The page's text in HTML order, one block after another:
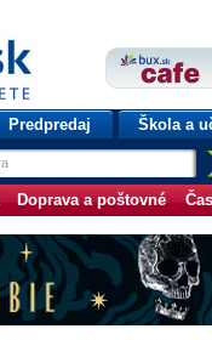
Predpredaj Škola a
Doprava a poštovné